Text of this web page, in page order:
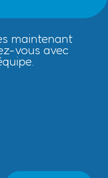
maintenant
vous avec